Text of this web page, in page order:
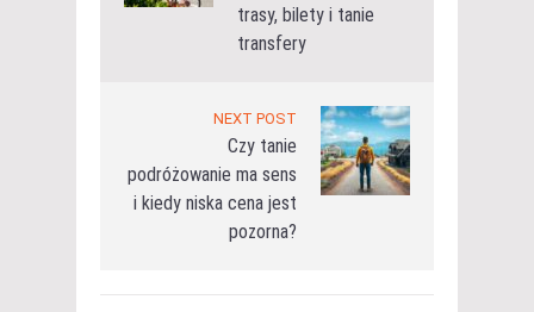
trasy, bilety i tanie
transfery
NEXT POST
Czy tanie
podróżowanie ma sens
i kiedy niska cena jest
pozorna?